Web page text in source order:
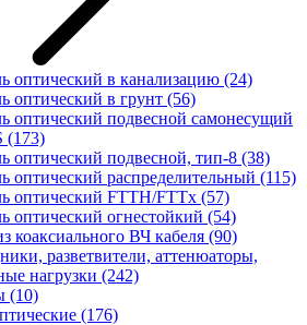
оптический в канализацию (24)
оптический в грунт (56)
оптический подвесной самонесущий
(173)
оптический подвесной, тип-8 (38)
оптический распределительный (115)
оптический FTTH/FTTx (57)
оптический огнестойкий (54)
коаксиального ВЧ кабеля (90)
разветвители, аттенюаторы,
нагрузки (242)
(10)
(176)